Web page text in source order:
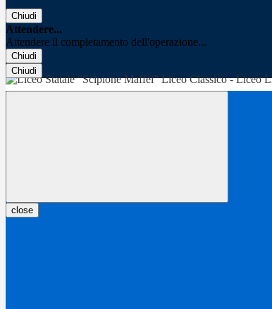
Chiudi
Attendere...
Attendere il completamento dell'operazione...
Chiudi
Chiudi
close